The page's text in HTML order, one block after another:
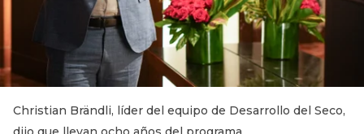
Christian Brändli, líder del equipo de Desarrollo del Seco,